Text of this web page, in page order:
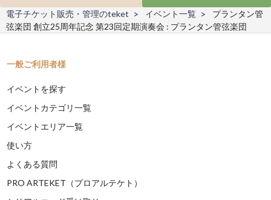
電子チケット販売・管理のteket イベント一覧
プランタン管
弦楽団 創立25周年記念 第23回定期演奏会 : プランタン管弦楽団
一般ご利用者様
イベントを探す
イベントカテゴリ一覧
イベントエリア一覧
使い方
よくある質問
PRO ARTEKET（プロアルテケト）